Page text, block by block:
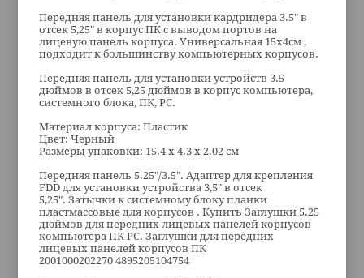
Передняя панель для установки кардридера 3.5" в
отсек 5,25" в корпус ПК с выводом портов на
лицевую панель корпуса. Универсальная 15х4см ,
подходит к большинству компьютерных корпусов.
Передняя панель для установки устройств 3.5
дюймов в отсек 5,25 дюймов в корпус компьютера,
системного блока, ПК, PC.
Материал корпуса: Пластик
Цвет: Черный
Размеры упаковки: 15.4 x 4.3 x 2.02 см
Передняя панель 5.25"/3.5". Адаптер для крепления
FDD для установки устройства 3,5" в отсек
5,25". Затычки к системному блоку планки
пластмассовые для корпусов . Купить Заглушки 5.25
дюймов для передних лицевых панелей корпусов
компьютера ПК PC. Заглушки для передних
лицевых панелей корпусов ПК
2001000202270 4895205104754